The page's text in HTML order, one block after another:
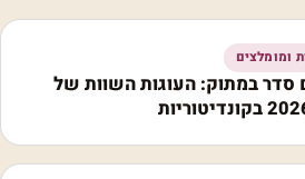
ומומלצים
סדר במתוק: העוגות השוות של